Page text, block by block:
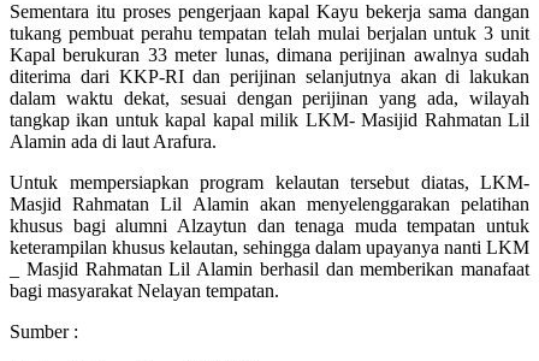
Sementara itu proses pengerjaan kapal Kayu bekerja sama dangan
tukang pembuat perahu tempatan telah mulai berjalan untuk 3 unit
Kapal berukuran 33 meter lunas, dimana perijinan awalnya sudah
diterima dari KKP-RI dan perijinan selanjutnya akan di lakukan
dalam waktu dekat, sesuai dengan perijinan yang ada, wilayah
tangkap ikan untuk kapal kapal milik LKM- Masijid Rahmatan Lil
Alamin ada di laut Arafura.
Untuk mempersiapkan program kelautan tersebut diatas, LKM-
Masjid Rahmatan Lil Alamin akan menyelenggarakan pelatihan
khusus bagi alumni Alzaytun dan tenaga muda tempatan untuk
keterampilan khusus kelautan, sehingga dalam upayanya nanti LKM
_ Masjid Rahmatan Lil Alamin berhasil dan memberikan manafaat
bagi masyarakat Nelayan tempatan.
Sumber :